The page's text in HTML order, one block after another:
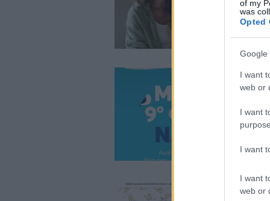
of my
was
Opted
Google
I want
web or
I want
I want
I want
web or